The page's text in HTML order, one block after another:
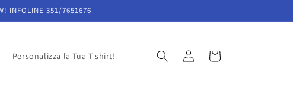
INFOLINE 351/7651676
Personalizza la Tua T-shirt! Accedi Carrello